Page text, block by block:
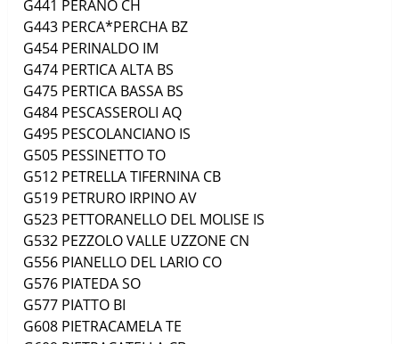
G441 PERANO CH
G443 PERCA*PERCHA BZ
G454 PERINALDO IM
G474 PERTICA ALTA BS
G475 PERTICA BASSA BS
G484 PESCASSEROLI AQ
G495 PESCOLANCIANO IS
G505 PESSINETTOTO
G512 PETRELLA TIFERNINA CB
G519 PETRURO IRPINOAV
G523 PETTORANELLO DEL MOLISE IS
G532 PEZZOLO VALLE UZZONE CN
G556 PIANELLO DEL LARIO CO
G576 PIATEDASO
G577 PIATTO BI
G608 PIETRACAMELATE